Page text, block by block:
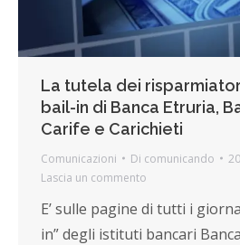
La tutela dei
bail-in di Banca Etruria,
Carife e Carichieti
Comunicazioni Di comunicando
Lascia un commento
E’ sulle pagine di tutti i
in” degli istituti bancari